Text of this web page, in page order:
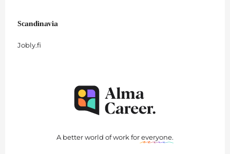
Scandinavia
Jobly.fi
A better world of work foreveryone.